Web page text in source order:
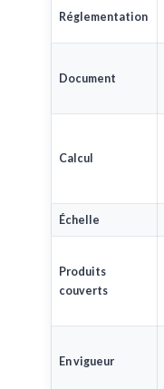
Réglementation
Document
Calcul
Échelle
Produits
couverts
En vigueur